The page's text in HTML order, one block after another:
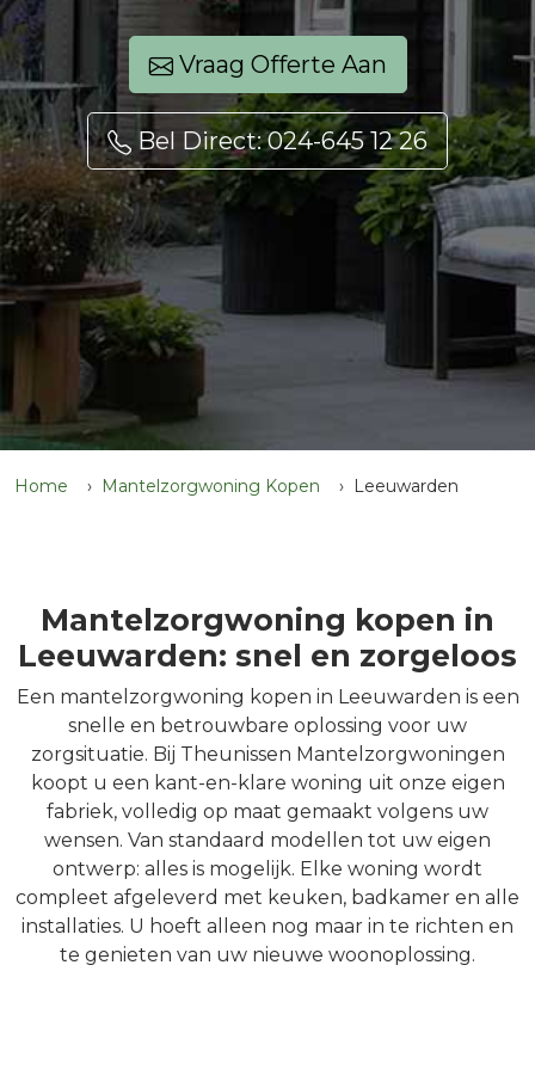
Vraag Offerte Aan
Bel Direct: 024-645 12 26
Home Mantelzorgwoning Kopen Leeuwarden
Mantelzorgwoning kopen in
Leeuwarden: snel en zorgeloos
Een mantelzorgwoning kopen in Leeuwarden is een
snelle en betrouwbare oplossing voor uw
zorgsituatie. Bij Theunissen Mantelzorgwoningen
koopt u een kant-en-klare woning uit onze eigen
fabriek, volledig op maat gemaakt volgens uw
wensen. Van standaard modellen tot uw eigen
ontwerp: alles is mogelijk. Elke woning wordt
compleet afgeleverd met keuken, badkamer en alle
installaties. U hoeft alleen nog maar in te richten en
te genieten van uw nieuwe woonoplossing.